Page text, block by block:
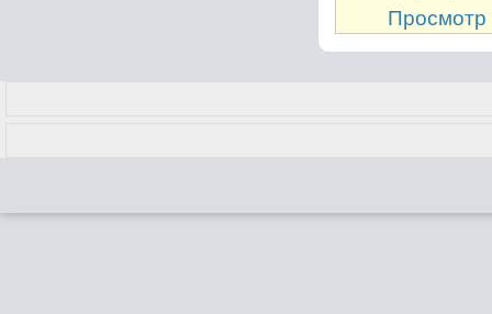
Просмотр